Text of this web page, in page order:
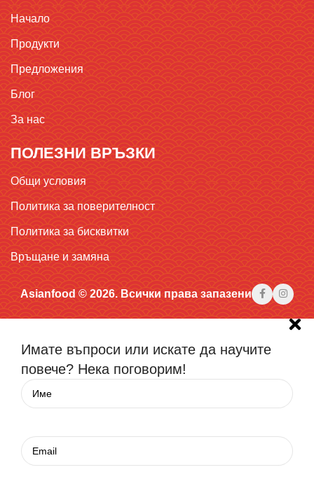
Начало
Продукти
Предложения
Блог
За нас
ПОЛЕЗНИ ВРЪЗКИ
Общи условия
Политика за поверителност
Политика за бисквитки
Връщане и замяна
Asianfood © 2026. Всички права запазени
Имате въпроси или искате да научите
повече? Нека поговорим!